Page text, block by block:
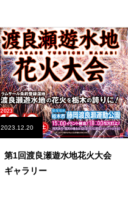
2023.12.20
第1回渡良瀬遊水地花火大会
ギャラリー